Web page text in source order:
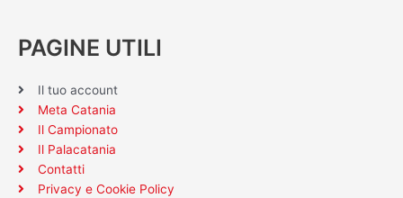
PAGINE UTILI
Il tuo account
Meta Catania
Il Campionato
Il Palacatania
Contatti
Privacy e Cookie Policy